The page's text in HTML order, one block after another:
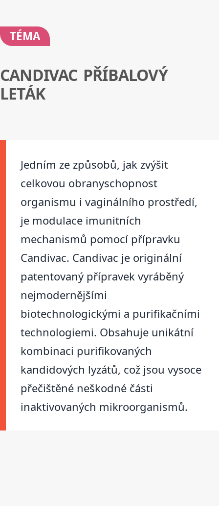
TÉMA
CANDIVAC PŘÍBALOVÝ
LETÁK
Jedním ze způsobů, jak zvýšit
celkovou obranyschopnost
organismu i vaginálního prostředí,
je modulace imunitních
mechanismů pomocí přípravku
Candivac. Candivac je originální
patentovaný přípravek vyráběný
nejmodernějšími
biotechnologickými a purifikačními
technologiemi. Obsahuje unikátní
kombinaci purifikovaných
kandidových lyzátů, což jsou vysoce
přečištěné neškodné části
inaktivovaných mikroorganismů.